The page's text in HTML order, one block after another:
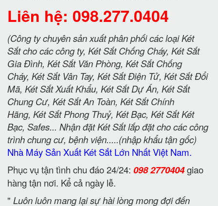
Liên hệ: 098.277.0404
(Công ty chuyên sản xuất phân phối các loại Két
Sắt cho các công ty, Két Sắt Chống Cháy, Két Sắt
Gia Đình, Két Sắt Văn Phòng, Két Sắt Chống
Cháy, Két Sắt Vân Tay, Két Sắt Điện Tử, Két Sắt Đổi
Mã, Két Sắt Xuất Khẩu, Két Sắt Dự Án, Két Sắt
Chung Cư, Két Sắt An Toàn, Két Sắt Chính
Hãng, Két Sắt Phong Thuỷ, Két Bạc, Két Sắt Két
Bạc, Safes... Nhận đặt Két Sắt lắp đặt cho các công
trình chung cư, bệnh viện.....(nhập khẩu tận gốc)
Nhà Máy Sản Xuất Két Sắt Lớn Nhất Việt Nam.
Phục vụ tận tình chu đáo 24/24: 098 2770404giao
hàng tận nơi. Kể cả ngày lễ.
" Luôn luôn mang lại sự hài lòng mong đợi đến